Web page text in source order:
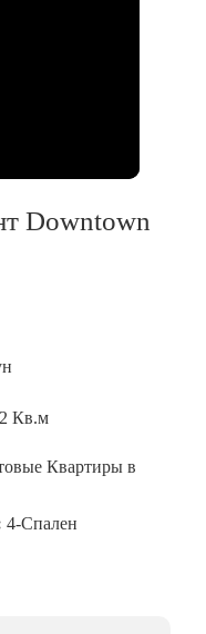
Downtown
Кв.м
Квартиры в
4-Спален